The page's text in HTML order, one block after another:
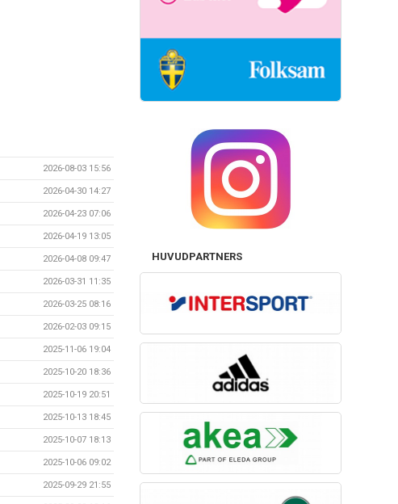
2026-08-03 15:56
2026-04-30 14:27
2026-04-23 07:06
2026-04-19 13:05
2026-04-08 09:47
2026-03-31 11:35
2026-03-25 08:16
2026-02-03 09:15
2025-11-06 19:04
2025-10-20 18:36
2025-10-19 20:51
2025-10-13 18:45
2025-10-07 18:13
2025-10-06 09:02
2025-09-29 21:55
HUVUDPARTNERS